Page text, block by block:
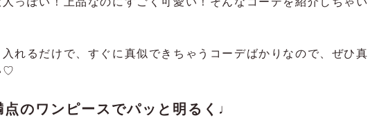
れるだけで、すぐに真似できちゃうコーデばかりなので、ぜひ真
♡
のワンピースでパッと明るく♩